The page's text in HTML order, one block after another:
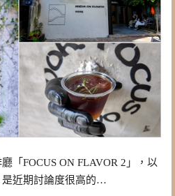
「FOCUS ON FLAVOR 2」，以
是近期討論度很高的…